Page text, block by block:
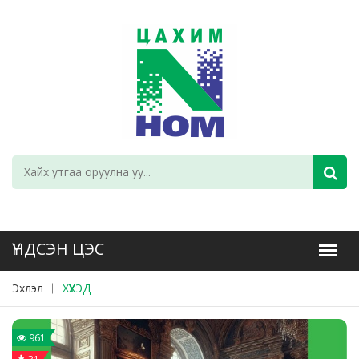
Эхлэл ХҮҮХЭД
961